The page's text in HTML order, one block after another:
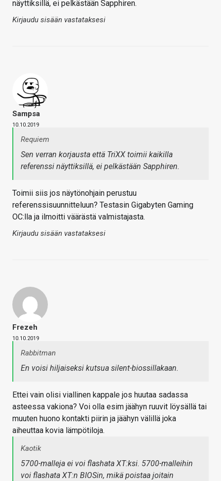
näyttiksillä, ei pelkästään Sapphiren.
Kirjaudu sisään vastataksesi
Sampsa
10.10.2019
Requiem
Sen verran korjausta että TriXX toimii kaikilla
referenssi näyttiksillä, ei pelkästään Sapphiren.
Toimii siis jos näytönohjain perustuu
referenssisuunnitteluun? Testasin Gigabyten Gaming
OC:lla ja ilmoitti väärästä valmistajasta.
Kirjaudu sisään vastataksesi
Frezeh
10.10.2019
Rabbitman
En voisi hiljaiseksi kutsua silent-biossillakaan.
Ettei vain olisi viallinen kappale jos huutaa sadassa
asteessa vakiona? Voi olla esim jäähyn ruuvit löysällä tai
muuten huono kontakti piirin ja jäähyn välillä joka
aiheuttaa kovia lämpötiloja.
Kaotik
5700-malleja ei voi flashata XT:ksi. 5700-malleihin
voi flashata XT:n BIOSin, mikä poistaa joitain